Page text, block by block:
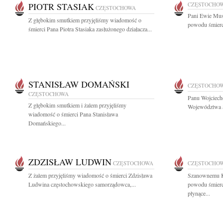
PIOTR STASIAK CZĘSTOCHOWA
Z głębokim smutkiem przyjęliśmy wiadomość o
śmierci Pana Piotra Stasiaka zasłużonego działacza...
Pani Ewie
powodu
STANISŁAW DOMAŃSKI
CZĘSTOCHOWA
Z głębokim smutkiem i żalem przyjęliśmy
wiadomość o śmierci Pana Stanisława
Domańskiego...
Panu
Województwa
ZDZISŁAW LUDWIN CZĘSTOCHOWA
Z żalem przyjęliśmy wiadomość o śmierci Zdzisława
Ludwina częstochowskiego samorządowca,...
Szanownemu
powodu
płynące...